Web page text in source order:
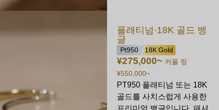
플래티넘·18K 골드 뱅
글
Pt950 18K Gold
¥275,000~ 커플 링
¥550,000~
PT950 플래티넘 또는 18K
골드를 사치스럽게 사용한
프리미엄 뱅글입니다. 패셔